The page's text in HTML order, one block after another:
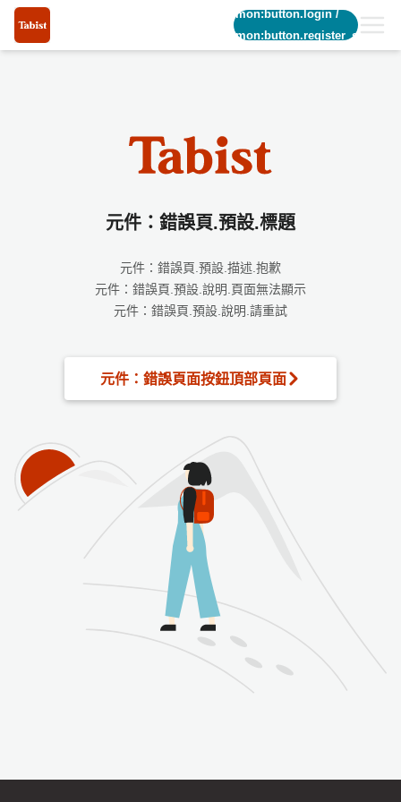
common:button.login/
common:button.register_short
元件：錯誤頁.預設.標題
元件：錯誤頁.預設.描述.抱歉
元件：錯誤頁.預設.說明.頁面無法顯示
元件：錯誤頁.預設.說明.請重試
元件：錯誤頁面按鈕頂部頁面